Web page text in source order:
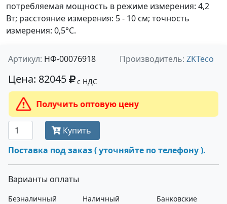
потребляемая мощность в режиме измерения: 4,2
Вт; расстояние измерения: 5 - 10 см; точность
измерения: 0,5°C.
Артикул: НФ-00076918 Производитель: ZKTeco
Цена: 82045 с НДС
Получить оптовую цену
Купить
Поставка под заказ ( уточняйте по телефону ).
Варианты оплаты
Безналичный
Наличный
Банковские